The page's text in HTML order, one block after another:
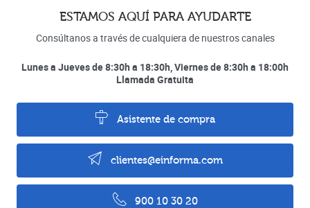
ESTAMOS AQUÍ PARA AYUDARTE
Consúltanos a través de cualquiera de nuestros canales
Lunes a Jueves de 8:30h a 18:30h, Viernes de 8:30h a 18:00h
Llamada Gratuita
Asistente de compra
clientes@einforma.com
900 10 30 20